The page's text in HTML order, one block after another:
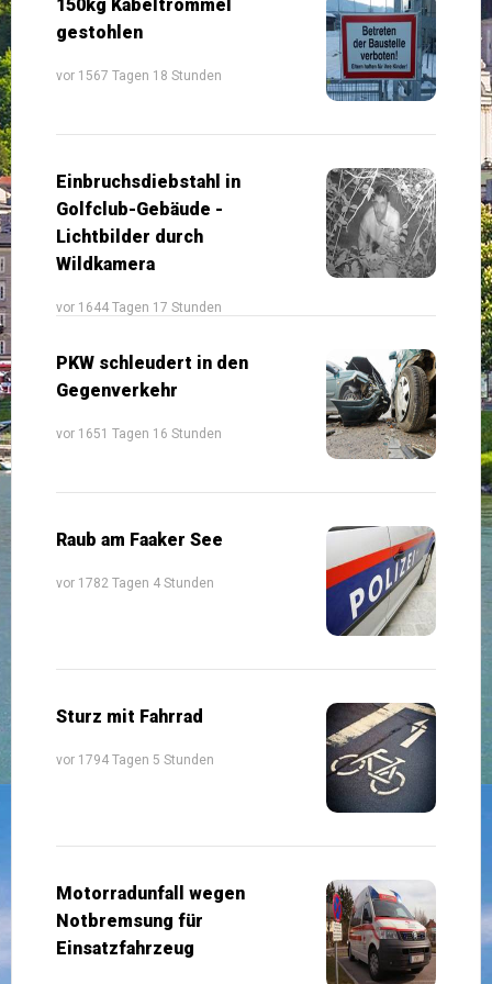
150kg Kabeltrommel
gestohlen
vor 1567 Tagen 18 Stunden
Einbruchsdiebstahl in
Golfclub-Gebäude -
Lichtbilder durch
Wildkamera
vor 1644 Tagen 17 Stunden
PKW schleudert in den
Gegenverkehr
vor 1651 Tagen 16 Stunden
Raub am Faaker See
vor 1782 Tagen 4 Stunden
Sturz mit Fahrrad
vor 1794 Tagen 5 Stunden
Motorradunfall wegen
Notbremsung für
Einsatzfahrzeug